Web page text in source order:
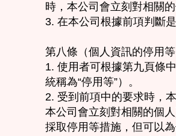
時，本公司會立刻對相關
3. 在本公司根據前項判斷
第八條（個人資訊的停用等
1. 使用者可根據第九頁條
統稱為“停用等”）。
2. 受到前項中的要求時，
本公司會立刻對相關的個
採取停用等措施，但可以